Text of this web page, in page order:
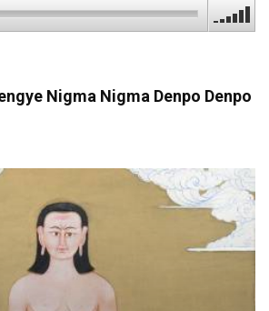
Nigma Nigma Denpo Denpo